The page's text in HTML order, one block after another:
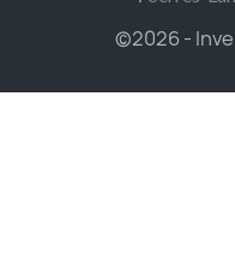
©2026 -